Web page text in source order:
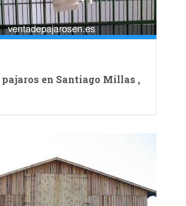
pajaros en Santiago Millas ,